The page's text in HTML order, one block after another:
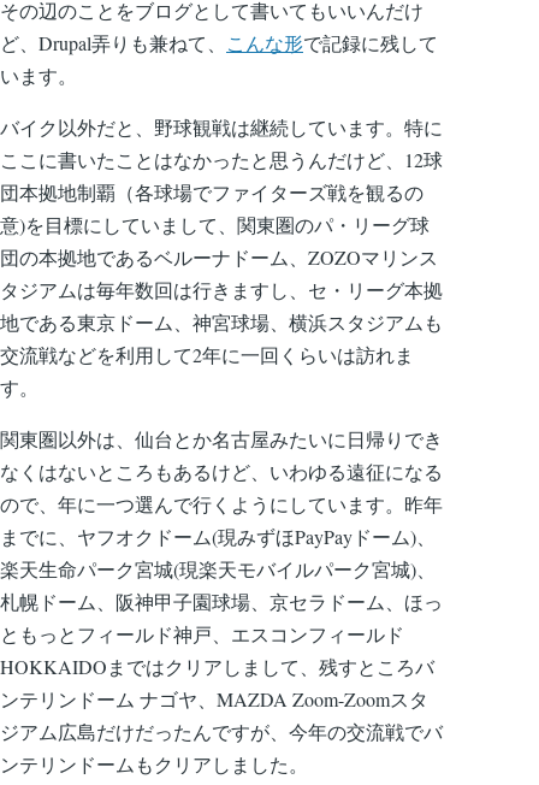
その辺のことをブログとして書いてもいいんだけ
ど、Drupal弄りも兼ねて、 こんな形で記録に残して
います。
バイク以外だと、野球観戦は継続しています。特に
ここに書いたことはなかったと思うんだけど、12球
団本拠地制覇（各球場でファイターズ戦を観るの
意)を目標にしていまして、関東圏のパ・リーグ球
団の本拠地であるベルーナドーム、ZOZOマリンス
タジアムは毎年数回は行きますし、セ・リーグ本拠
地である東京ドーム、神宮球場、横浜スタジアムも
交流戦などを利用して2年に一回くらいは訪れま
す。
関東圏以外は、仙台とか名古屋みたいに日帰りでき
なくはないところもあるけど、いわゆる遠征になる
ので、年に一つ選んで行くようにしています。昨年
までに、ヤフオクドーム(現みずほPayPayドーム)、
楽天生命パーク宮城(現楽天モバイルパーク宮城)、
札幌ドーム、阪神甲子園球場、京セラドーム、ほっ
ともっとフィールド神戸、エスコンフィールド
HOKKAIDOまではクリアしまして、残すところバ
ンテリンドーム ナゴヤ、MAZDA Zoom-Zoomスタ
ジアム広島だけだったんですが、今年の交流戦でバ
ンテリンドームもクリアしました。